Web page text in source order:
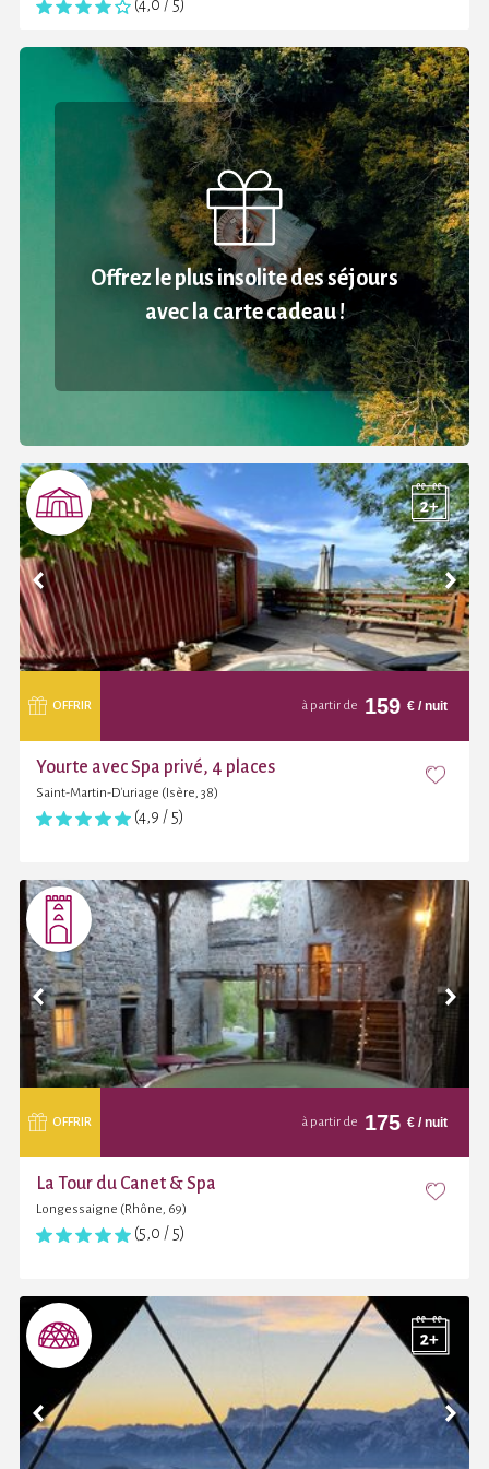
(4,0 / 5)
Offrez le plus insolite des séjours
avec la carte cadeau !
OFFRIR à partir de 159 € / nuit
Yourte avec Spa privé, 4 places
Saint-Martin-D'uriage (Isère, 38)
(4,9 / 5)
OFFRIR à partir de 175 € / nuit
La Tour du Canet & Spa
Longessaigne (Rhône, 69)
(5,0 / 5)